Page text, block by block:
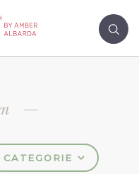
CATEGORIE